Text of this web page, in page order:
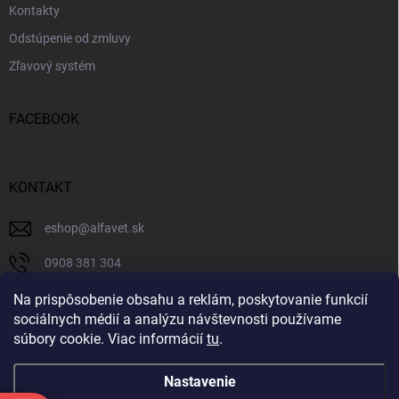
Na prispôsobenie obsahu a reklám, poskytovanie funkcií
sociálnych médií a analýzu návštevnosti používame
súbory cookie. Viac informácií tu.
Nastavenie
Kontakty
Odstúpenie od zmluvy
Zľavový systém
FACEBOOK
KONTAKT
eshop@alfavet.sk
0908 381 304
0908 381 304
Facebook